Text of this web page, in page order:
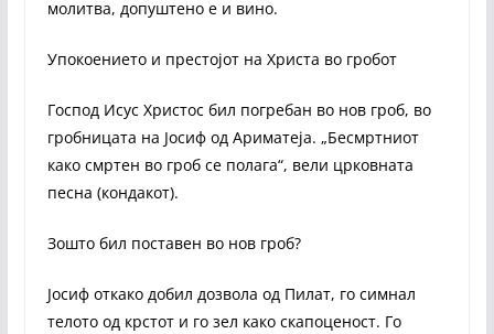
молитва, допуштено е и вино.
Упокоението и престојот на Христа во гробот
Господ Исус Христос бил погребан во нов гроб, во
гробницата на Јосиф од Ариматеја. „Бесмртниот
како смртен во гроб се полага“, вели црковната
песна (кондакот).
Зошто бил поставен во нов гроб?
Јосиф откако добил дозвола од Пилат, го симнал
телото од крстот и го зел како скапоценост. Го